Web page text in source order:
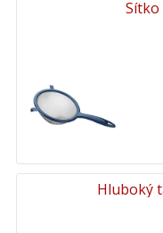
Sítko
Hluboký